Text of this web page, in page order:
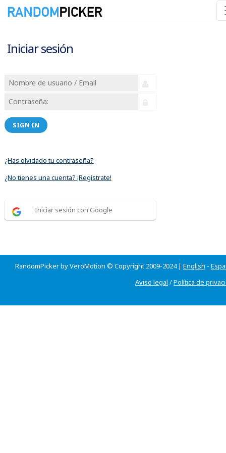
Iniciar sesión
SIGN IN
¿Has olvidado tu contraseña?
¿No tienes una cuenta? ¡Regístrate!
Iniciar sesión con Google
RandomPicker by VeroMotion © Copyright 2009-2024 | English -
Aviso legal /Política de